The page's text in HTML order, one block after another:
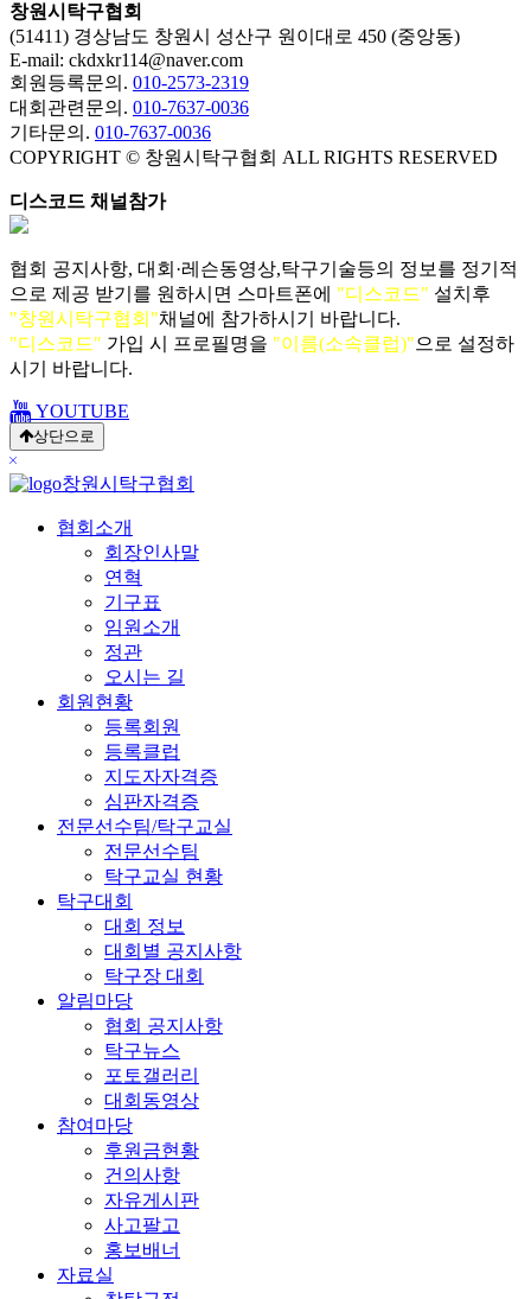
사
이
트
정
보
창원시탁구협회
(51411) 경상남도 창원시 성산구 원이대로 450 (중앙동)
E-mail: ckdxkr114@naver.com
회원등록문의. 010-2573-2319
대회관련문의. 010-7637-0036
기타문의. 010-7637-0036
COPYRIGHT © 창원시탁구협회 ALL RIGHTS RESERVED
디스코드 채널참가
협회 공지사항, 대회·레슨동영상,탁구기술등의 정보를 정기적
으로 제공 받기를 원하시면 스마트폰에 "디스코드" 설치후
"창원시탁구협회"채널에 참가하시기 바랍니다.
"디스코드" 가입 시 프로필명을 "이름(소속클럽)"으로 설정하
시기 바랍니다.
YOUTUBE
상단으로
닫
기
창원시탁구협회
협회소개
회장인사말
연혁
기구표
임원소개
정관
오시는 길
회원현황
등록회원
등록클럽
지도자자격증
심판자격증
전문선수팀/탁구교실
전문선수팀
탁구교실 현황
탁구대회
대회 정보
대회별 공지사항
탁구장 대회
알림마당
협회 공지사항
탁구뉴스
포토갤러리
대회동영상
참여마당
후원금현황
건의사항
자유게시판
사고팔고
홍보배너
자료실